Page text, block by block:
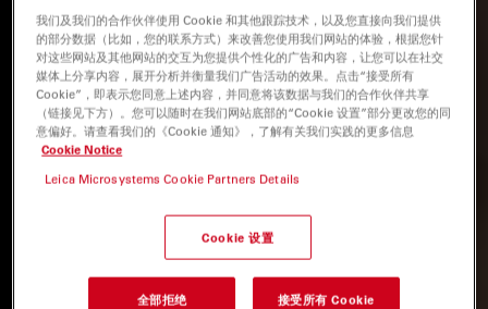
我们及我们的合作伙伴使用 Cookie 和其他跟踪技术，以及您直接向我们提供
的部分数据（比如，您的联系方式）来改善您使用我们网站的体验，根据您针
对这些网站及其他网站的交互为您提供个性化的广告和内容，让您可以在社交
媒体上分享内容，展开分析并衡量我们广告活动的效果。点击“接受所有
Cookie”，即表示您同意上述内容，并同意将该数据与我们的合作伙伴共享
（链接见下方）。您可以随时在我们网站底部的“Cookie 设置”部分更改您的同
意偏好。请查看我们的《Cookie 通知》，了解有关我们实践的更多信息
Cookie Notice
Leica Microsystems Cookie Partners Details
Cookie 设置
全部拒绝 接受所有 Cookie